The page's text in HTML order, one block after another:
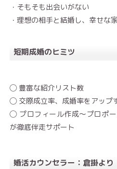
・そもそも出会いがない
・理想の相手と結婚し、幸せな
短期成婚のヒミツ
◯ 豊富な紹介リスト数
◯ 交際成立率、成婚率をアップ
◯ プロフィール作成〜プロポ
が徹底伴走サポート
婚活カウンセラー：倉掛より